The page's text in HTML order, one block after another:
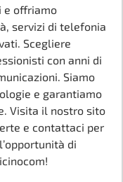
e offriamo
servizi di telefonia
Scegliere
con anni di
Siamo
e garantiamo
Visita il nostro sito
e contattaci per
di